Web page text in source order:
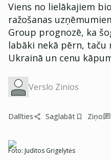
Viens no lielākajiem
ražošanas
Group prognozē, ka
labāki nekā pērn,
Ukrainā un cenu
Verslo Zinios
Dalīties Saglabāt Ziņo
Foto: Juditos Grigelytės